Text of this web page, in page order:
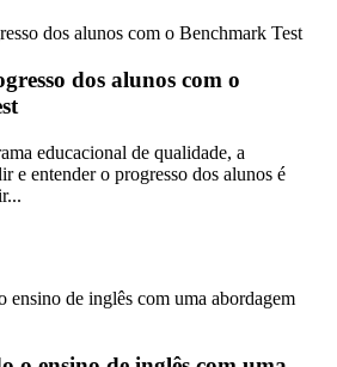
dos alunos com o
educacional de qualidade, a
e entender o progresso dos alunos é